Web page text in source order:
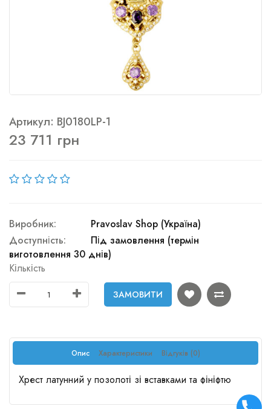
Артикул: BJ0180LP-1
23 711 грн
Виробник:
Pravoslav Shop (Україна)
Доступність:
Під замовлення (термін
виготовлення 30 днів)
Кількість
ЗАМОВИТИ
Опис Характеристики Відгуків (0)
Хрест латунний у позолоті зі вставками та фініфтю